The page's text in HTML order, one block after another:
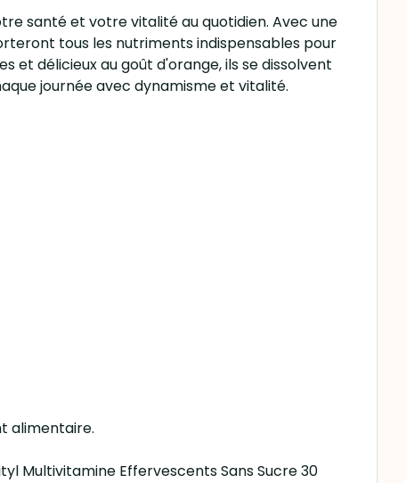
santé et votre vitalité au quotidien. Avec une
tous les nutriments indispensables pour
délicieux au goût d'orange, ils se dissolvent
journée avec dynamisme et vitalité.
alimentaire.
Multivitamine Effervescents Sans Sucre 30